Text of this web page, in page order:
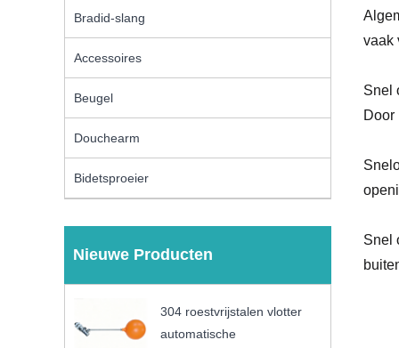
Bradid-slang
Accessoires
Beugel
Douchearm
Bidetsproeier
Nieuwe Producten
304 roestvrijstalen vlotter
automatische
vaak
Snel
Door
Snel